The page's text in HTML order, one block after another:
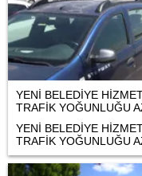
YENİ BELEDİYE
TRAFİK YOĞUNLUĞU
YENİ BELEDİYE
TRAFİK YOĞUNLUĞU